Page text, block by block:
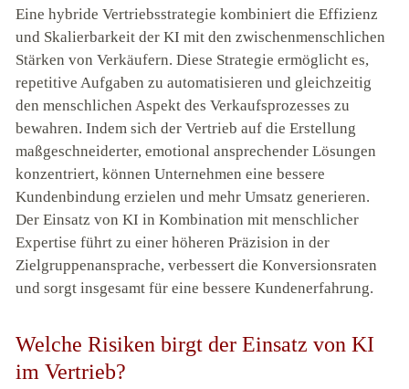
Eine hybride Vertriebsstrategie kombiniert die Effizienz
und Skalierbarkeit der KI mit den zwischenmenschlichen
Stärken von Verkäufern. Diese Strategie ermöglicht es,
repetitive Aufgaben zu automatisieren und gleichzeitig
den menschlichen Aspekt des Verkaufsprozesses zu
bewahren. Indem sich der Vertrieb auf die Erstellung
maßgeschneiderter, emotional ansprechender Lösungen
konzentriert, können Unternehmen eine bessere
Kundenbindung erzielen und mehr Umsatz generieren.
Der Einsatz von KI in Kombination mit menschlicher
Expertise führt zu einer höheren Präzision in der
Zielgruppenansprache, verbessert die Konversionsraten
und sorgt insgesamt für eine bessere Kundenerfahrung.
Welche Risiken birgt der Einsatz von KI
im Vertrieb?